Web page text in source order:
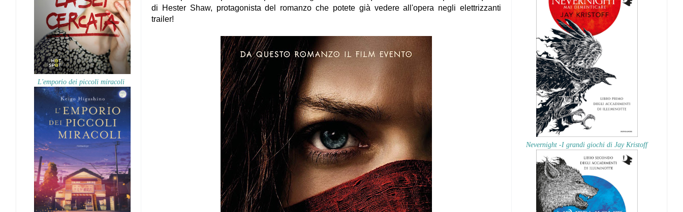
di Hester Shaw, protagonista del romanzo che potete già vedere all'opera negli elettrizzanti
trailer!
L'emporio dei piccoli miracoli
Nevernight -I grandi giochi di Jay Kristoff